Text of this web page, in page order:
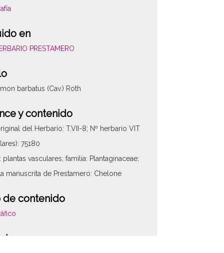
en
PRESTAMERO
barbatus (Cav.) Roth
y contenido
del Herbario: T.VII-8; Nº herbario VIT
75180
plantas vasculares; familia: Plantaginaceae;
manuscrita de Prestamero: Chelone
de contenido